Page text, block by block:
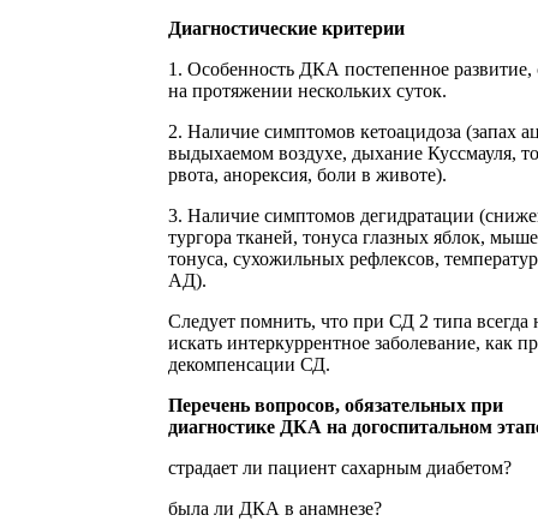
Диагностические критерии
1. Особенность ДКА постепенное
на протяжении нескольких суток.
2. Наличие симптомов кетоацидоза (запах
выдыхаемом воздухе, дыхание Куссмауля,
рвота, анорексия, боли в животе).
3. Наличие симптомов дегидратации
тургора тканей, тонуса глазных яблок,
тонуса, сухожильных рефлексов,
АД).
Следует помнить, что при СД 2 типа всегда
искать интеркуррентное заболевание, как
декомпенсации СД.
Перечень вопросов, обязательных при
диагностике ДКА на догоспитальном
страдает ли пациент сахарным диабетом?
была ли ДКА в анамнезе?